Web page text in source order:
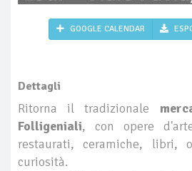
GOOGLE CALENDAR
Dettagli
Ritorna il tradizionale
Folligeniali, con opere
restaurati, ceramiche, libri,
curiosità.